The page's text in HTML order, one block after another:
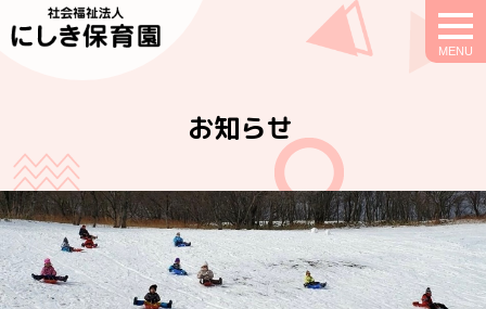
お知らせ